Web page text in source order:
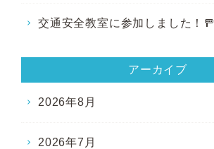
交通安全教室に参加しました！🚥
アーカイブ
2026年8月
2026年7月